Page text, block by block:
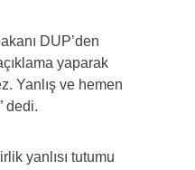
DUP’den
yaparak
Yanlış ve hemen
dedi.
yanlısı tutumu